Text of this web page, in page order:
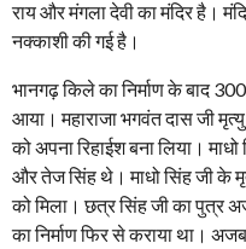
राय और मंगला देवी का मंदिर है।
नक्काशी की गई है।
भानगढ़ किले का निर्माण के बाद
आया। महाराजा भगवंत दास जी
को अपना रिहाईश बना लिया।
और तेज सिंह थे। माधो सिंह जी के
को मिला। छत्र सिंह जी का पुत्र
का निर्माण फिर से कराया था।